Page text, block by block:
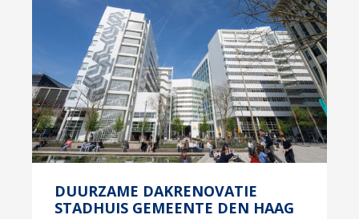
DUURZAME DAKRENOVATIE
STADHUIS GEMEENTE DEN HAAG